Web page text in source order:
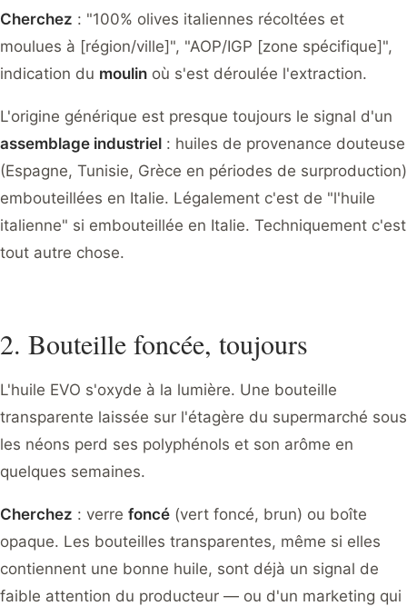
Cherchez : "100% olives italiennes récoltées et
moulues à [région/ville]", "AOP/IGP [zone spécifique]",
indication du moulin où s'est déroulée l'extraction.
L'origine générique est presque toujours le signal d'un
assemblage industriel : huiles de provenance douteuse
(Espagne, Tunisie, Grèce en périodes de surproduction)
embouteillées en Italie. Légalement c'est de "l'huile
italienne" si embouteillée en Italie. Techniquement c'est
tout autre chose.
2. Bouteille foncée, toujours
L'huile EVO s'oxyde à la lumière. Une bouteille
transparente laissée sur l'étagère du supermarché sous
les néons perd ses polyphénols et son arôme en
quelques semaines.
Cherchez : verre foncé (vert foncé, brun) ou boîte
opaque. Les bouteilles transparentes, même si elles
contiennent une bonne huile, sont déjà un signal de
faible attention du producteur — ou d'un marketing qui